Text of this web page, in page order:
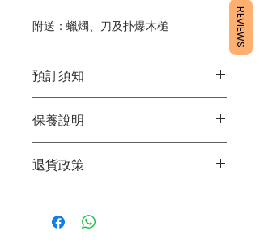
附送：蠟燭、刀及扑爆木槌
預訂須知
定日期取貨請提早10 - 14天前落單🤗
2/ 下單後24小時內會有專人電郵確認訂
單
3/ 取貨時需要出示確認訊息 或 訂單編
店】
保養說明
2/ 運送時避免大力搖晃
退貨政策
作，不設退換。
REVIEWS